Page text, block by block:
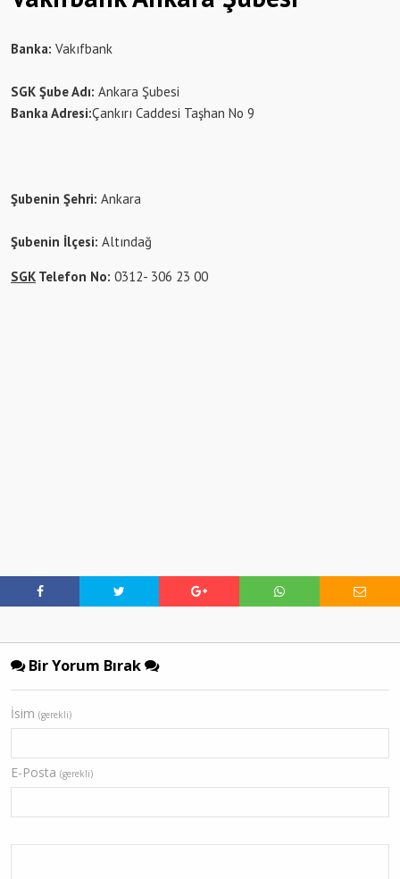
Banka: Vakıfbank
SGK Şube Adı: Ankara Şubesi
Banka Adresi:Çankırı Caddesi Taşhan No 9
Şubenin Şehri: Ankara
Şubenin İlçesi: Altındağ
SGK Telefon No: 0312- 306 23 00
Bir Yorum Bırak
İsim (gerekli)
E-Posta (gerekli)